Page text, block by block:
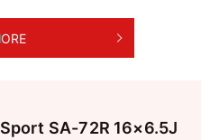
SA-72R 16×6.5J